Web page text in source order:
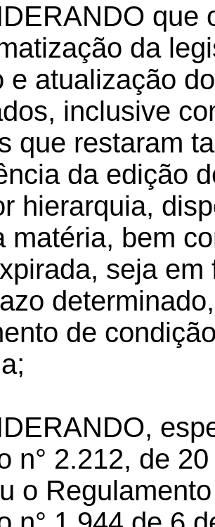
que
da
e atualização
inclusive
que restaram
da edição
hierarquia,
matéria, bem
seja
de
n° 2.212, de
o